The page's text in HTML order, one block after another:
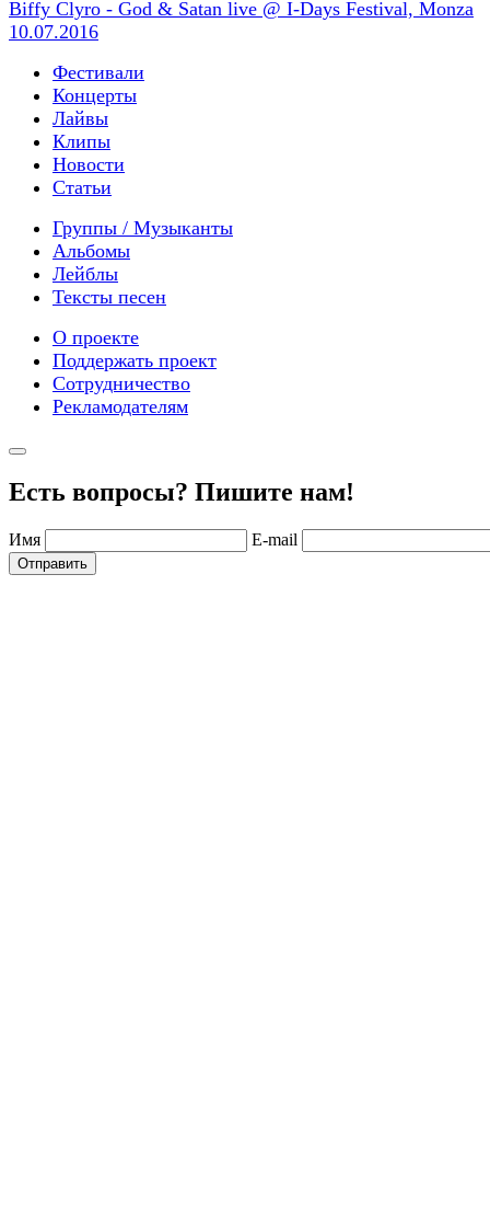
Biffy Clyro - God & Satan live @ I-Days Festival, Monza
10.07.2016
Фестивали
Концерты
Лайвы
Клипы
Новости
Статьи
Группы / Музыканты
Альбомы
Лейблы
Тексты песен
О проекте
Поддержать проект
Сотрудничество
Рекламодателям
Есть вопросы? Пишите нам!
Имя E-mail